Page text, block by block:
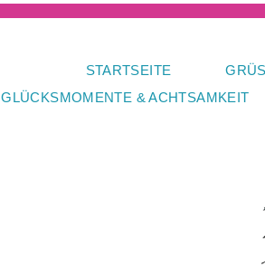
STARTSEITE
GLÜCKSMOMENTE & ACHTSAMKEIT